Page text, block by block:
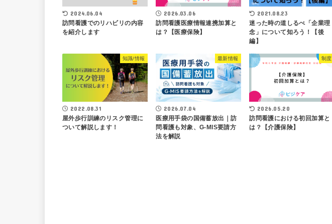
2024.06.04
訪問看護でのリハビリの内容
を紹介します
2026.03.06
訪問看護医療情報連携加算と
は？【医療保険】
2021.08.23
迷った時の道しるべ「企業理
念」について知ろう！【後
編】
知識/情報
2022.08.31
屋外歩行訓練のリスク管理に
ついて解説します！
最新情報
2026.07.04
医療用手袋の国備蓄放出｜訪
問看護も対象、G-MIS要請方
法を解説
制度
2026.05.20
訪問看護における初回加算と
は？【介護保険】